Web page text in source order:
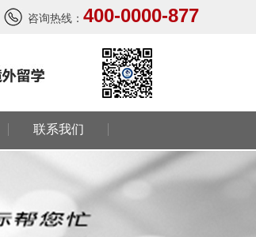
咨询热线： 400-0000-877
联系我们
荷兰-铁板烧厨师
￥200纽币/天+提成
￥260-350万韩币
新加坡-火锅店店长